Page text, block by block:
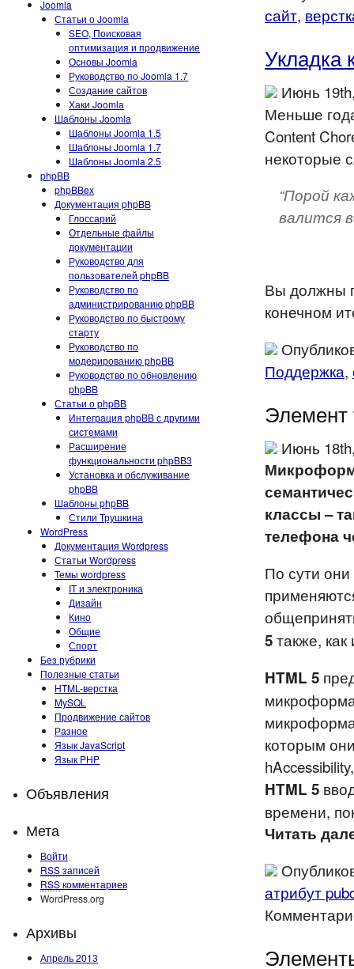
Joomla
Статьи о Joomla
SEO, Поисковая
оптимизация и продвижение
Основы Joomla
Руководство по Joomla 1.7
Создание сайтов
Хаки Joomla
Шаблоны Joomla
Шаблоны Joomla 1.5
Шаблоны Joomla 1.7
Шаблоны Joomla 2.5
phpBB
phpBBex
Документация phpBB
Глоссарий
Отдельные файлы
документации
Руководство для
пользователей phpBB
Руководство по
администрированию phpBB
Руководство по быстрому
старту
Руководство по
модерированию phpBB
Руководство по обновлению
phpBB
Статьи о phpBB
Интеграция phpBB с другими
системами
Расширение
функциональности phpBB3
Установка и обслуживание
phpBB
Шаблоны phpBB
Стили Трушкина
WordPress
Документация Wordpress
Статьи Wordpress
Темы wordpress
IT и электроника
Дизайн
Кино
Общие
Спорт
Без рубрики
Полезные статьи
HTML-верстка
MySQL
Продвижение сайтов
Разное
Язык JavaScript
Язык PHP
Объявления
Мета
Войти
RSSзаписей
RSSкомментариев
WordPress.org
Архивы
Апрель 2013
сайт,
Укладка
Июнь
Меньше
Content
некоторые
“Порой
валится
Вы должны
конечном
Поддержка,
Июнь
классы –
телефона
По сути
5также,
HTML 5
которым
hAccessibility
HTML 5
времени,
Читать
атрибут